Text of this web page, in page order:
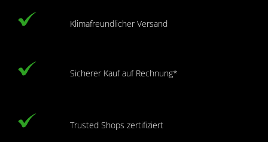
Klimafreundlicher Versand
Sicherer Kauf auf Rechnung*
Trusted Shops zertifiziert